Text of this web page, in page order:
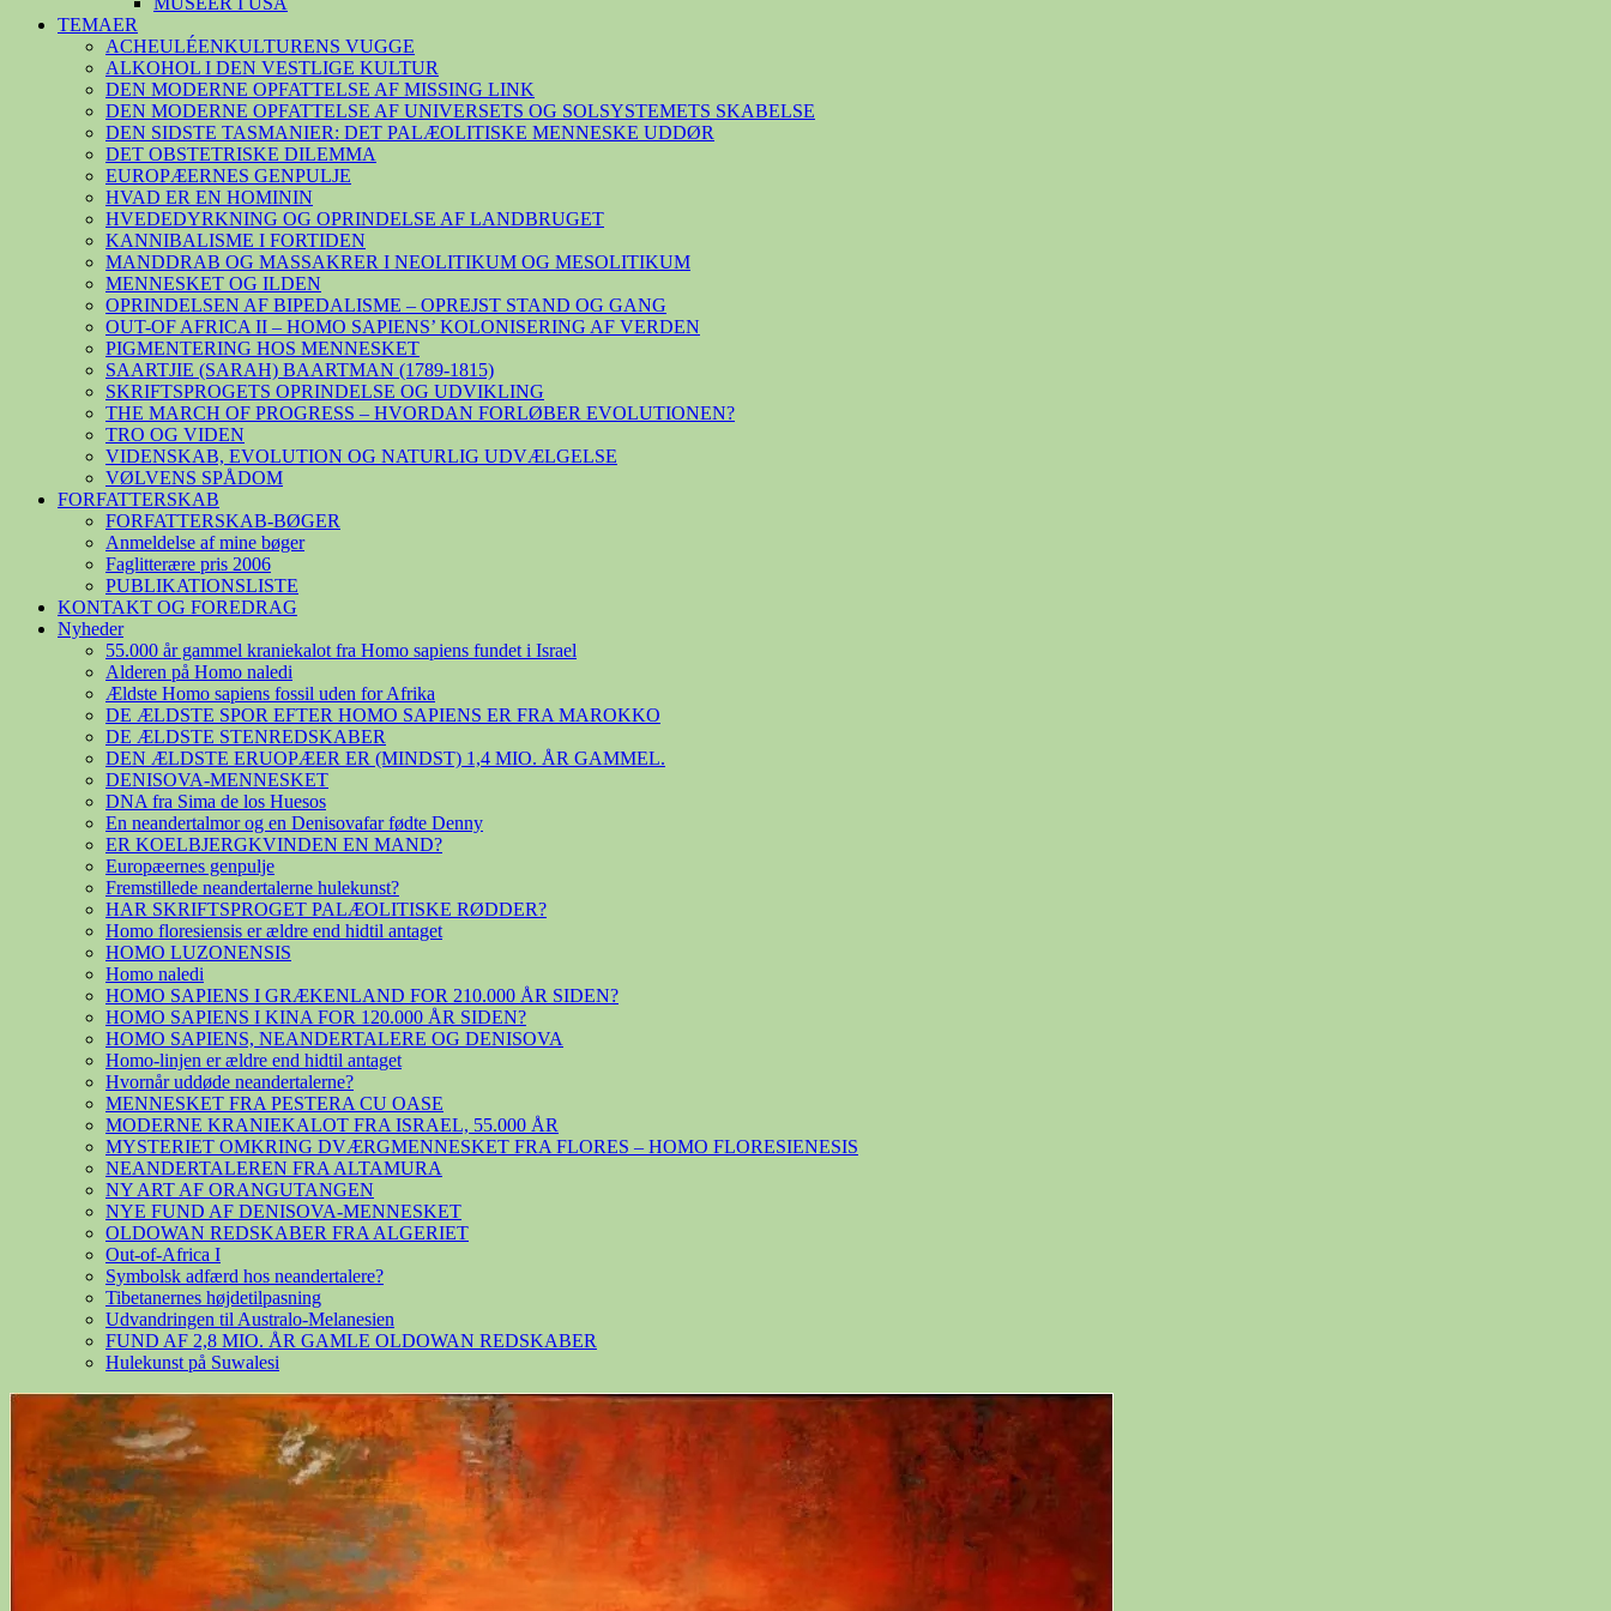
TEMAER
ACHEULÉENKULTURENS VUGGE
ALKOHOL I DEN VESTLIGE KULTUR
DEN MODERNE OPFATTELSE AF MISSING LINK
DEN MODERNE OPFATTELSE AF UNIVERSETS OG SOLSYSTEMETS SKABELSE
DEN SIDSTE TASMANIER: DET PALÆOLITISKE MENNESKE UDDØR
DET OBSTETRISKE DILEMMA
EUROPÆERNES GENPULJE
HVAD ER EN HOMININ
HVEDEDYRKNING OG OPRINDELSE AF LANDBRUGET
KANNIBALISME I FORTIDEN
MANDDRAB OG MASSAKRER I NEOLITIKUM OG MESOLITIKUM
MENNESKET OG ILDEN
OPRINDELSEN AF BIPEDALISME – OPREJST STAND OG GANG
OUT-OF AFRICA II – HOMO SAPIENS’ KOLONISERING AF VERDEN
PIGMENTERING HOS MENNESKET
SAARTJIE (SARAH) BAARTMAN (1789-1815)
SKRIFTSPROGETS OPRINDELSE OG UDVIKLING
THE MARCH OF PROGRESS – HVORDAN FORLØBER EVOLUTIONEN?
TRO OG VIDEN
VIDENSKAB, EVOLUTION OG NATURLIG UDVÆLGELSE
VØLVENS SPÅDOM
FORFATTERSKAB
FORFATTERSKAB-BØGER
Anmeldelse af mine bøger
Faglitterære pris 2006
PUBLIKATIONSLISTE
KONTAKT OG FOREDRAG
Nyheder
55.000 år gammel kraniekalot fra Homo sapiens fundet i Israel
Alderen på Homo naledi
Ældste Homo sapiens fossil uden for Afrika
DE ÆLDSTE SPOR EFTER HOMO SAPIENS ER FRA MAROKKO
DE ÆLDSTE STENREDSKABER
DEN ÆLDSTE ERUOPÆER ER (MINDST) 1,4 MIO. ÅR GAMMEL.
DENISOVA-MENNESKET
DNA fra Sima de los Huesos
En neandertalmor og en Denisovafar fødte Denny
ER KOELBJERGKVINDEN EN MAND?
Europæernes genpulje
Fremstillede neandertalerne hulekunst?
HAR SKRIFTSPROGET PALÆOLITISKE RØDDER?
Homo floresiensis er ældre end hidtil antaget
HOMO LUZONENSIS
Homo naledi
HOMO SAPIENS I GRÆKENLAND FOR 210.000 ÅR SIDEN?
HOMO SAPIENS I KINA FOR 120.000 ÅR SIDEN?
HOMO SAPIENS, NEANDERTALERE OG DENISOVA
Homo-linjen er ældre end hidtil antaget
Hvornår uddøde neandertalerne?
MENNESKET FRA PESTERA CU OASE
MODERNE KRANIEKALOT FRA ISRAEL, 55.000 ÅR
MYSTERIET OMKRING DVÆRGMENNESKET FRA FLORES – HOMO FLORESIENESIS
NEANDERTALEREN FRA ALTAMURA
NY ART AF ORANGUTANGEN
NYE FUND AF DENISOVA-MENNESKET
OLDOWAN REDSKABER FRA ALGERIET
Out-of-Africa I
Symbolsk adfærd hos neandertalere?
Tibetanernes højdetilpasning
Udvandringen til Australo-Melanesien
FUND AF 2,8 MIO. ÅR GAMLE OLDOWAN REDSKABER
Hulekunst på Suwalesi